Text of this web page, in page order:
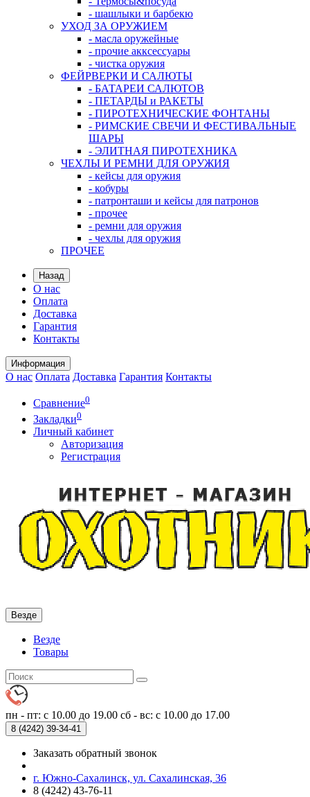
- шашлыки и барбекю
УХОД ЗА ОРУЖИЕМ
- масла оружейные
- прочие акксессуары
- чистка оружия
ФЕЙРВЕРКИ И САЛЮТЫ
- БАТАРЕИ САЛЮТОВ
- ПЕТАРДЫ и РАКЕТЫ
- ПИРОТЕХНИЧЕСКИЕ ФОНТАНЫ
- РИМСКИЕ СВЕЧИ И ФЕСТИВАЛЬНЫЕ
ШАРЫ
- ЭЛИТНАЯ ПИРОТЕХНИКА
ЧЕХЛЫ И РЕМНИ ДЛЯ ОРУЖИЯ
- кейсы для оружия
- кобуры
- патронташи и кейсы для патронов
- прочее
- ремни для оружия
- чехлы для оружия
ПРОЧЕЕ
Назад
О нас
Оплата
Доставка
Гарантия
Контакты
Информация
О нас Оплата Доставка Гарантия Контакты
Сравнение0
Закладки0
Личный кабинет
Авторизация
Регистрация
Везде
Везде
Товары
пн - пт: с 10.00 до 19.00 сб - вс: с 10.00 до 17.00
8 (4242) 39-34-41
Заказать обратный звонок
г. Южно-Сахалинск, ул. Сахалинская, 36
8 (4242) 43-76-11